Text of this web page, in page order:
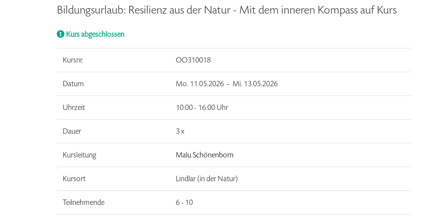
Bildungsurlaub: Resilienz aus der Natur - Mit dem inneren Kompass auf Kurs
Kurs abgeschlossen
Kursnr. OO310018
Datum Mo. 11.05.2026 – Mi. 13.05.2026
Uhrzeit 10:00 - 16:00 Uhr
Dauer 3 x
Kursleitung Malu Schönenborn
Kursort Lindlar (in der Natur)
Teilnehmende 6 - 10